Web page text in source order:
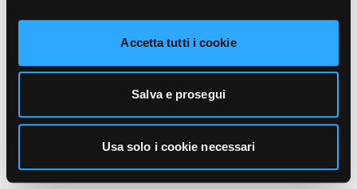
Accetta tutti i cookie
Salva e prosegui
Usa solo i cookie necessari